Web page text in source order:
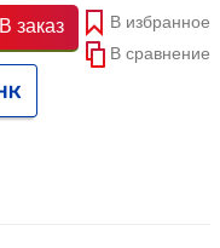
В избранное
В сравнение
В заказ